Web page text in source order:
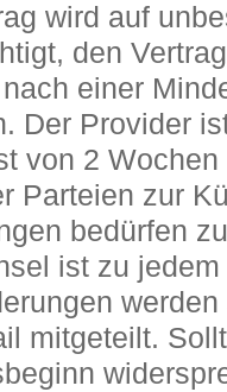
wird auf
den
einer
Der Provider
von 2
Parteien zur
bedürfen
ist zu
mitgeteilt.